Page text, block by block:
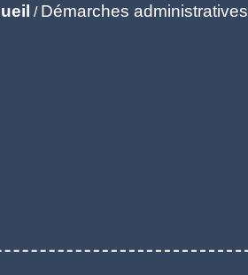
/ Démarches administratives